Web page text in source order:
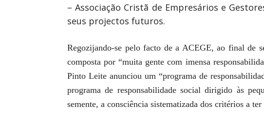
– Associação Cristã de Empresários e
seus projectos futuros.
Regozijando-se pelo facto de a ACEGE, ao final de
composta por “muita gente com imensa
Pinto Leite anunciou um “programa de
programa de responsabilidade social dirigido às
semente, a consciência sistematizada dos critérios a